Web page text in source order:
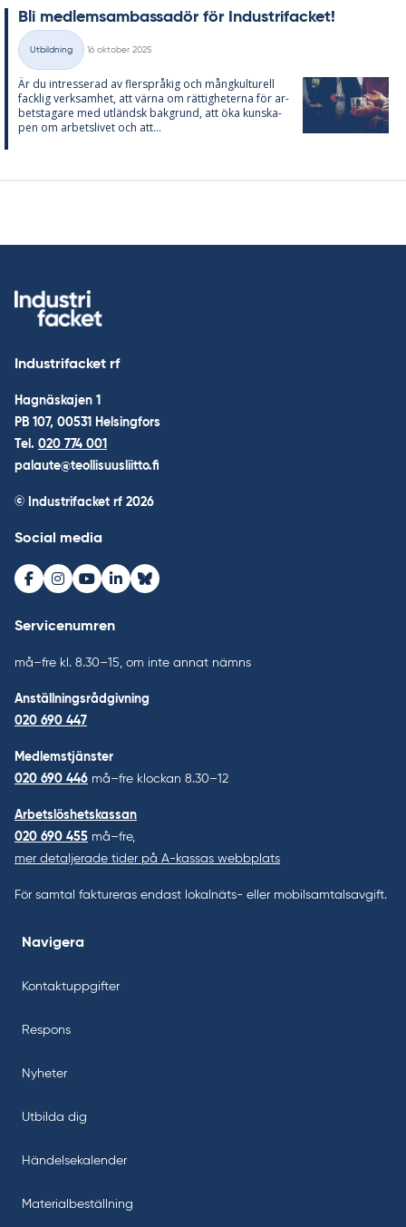
Bli med­lem­sam­bas­sa­dör för In­du­stri­fac­ket!
Kategorier
Utbildning
16 oktober 2025
Är du in­tres­se­rad av fler­språ­kig och mång­kul­tu­rell
fack­lig verk­sam­het, att vär­na om rät­tig­he­ter­na för ar­
bets­ta­ga­re med ut­ländsk bak­grund, att öka kun­ska­
pen om ar­bets­li­vet och att...
Industrifacket rf
Hagnäskajen 1
PB 107, 00531 Helsingfors
Tel. 020 774 001
palaute@teollisuusliitto.fi
© Industrifacket rf 2026
Social media
Facebook
Instagram
Youtube
LinkedInBluesky
Servicenumren
må–fre kl. 8.30–15, om inte annat nämns
Anställningsrådgivning
020 690 447
Medlemstjänster
020 690 446 må–fre klockan 8.30–12
Arbetslöshetskassan
020 690 455 må–fre,
mer detaljerade tider på A-kassas webbplats
För samtal faktureras endast lokalnäts- eller mobilsamtalsavgift.
Navigera
Kontaktuppgifter
Respons
Nyheter
Utbilda dig
Händelsekalender
Materialbeställning